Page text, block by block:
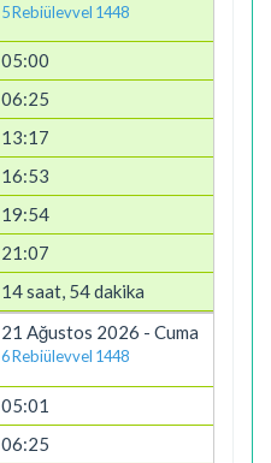
5 Rebiülevvel 1448
05:00
06:25
13:17
16:53
19:54
21:07
14 saat, 54 dakika
21 Ağustos 2026 - Cuma
6 Rebiülevvel 1448
05:01
06:25